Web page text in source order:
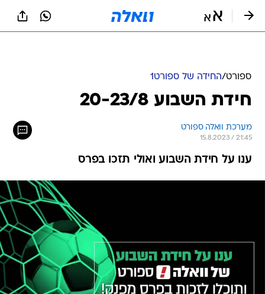
ספורט/החידה של ספורט1
חידת השבוע 20-23/8
מערכת וואלה ספורט
15.8.2023 / 21:45
ענו על חידת השבוע ואולי תזכו בפרס